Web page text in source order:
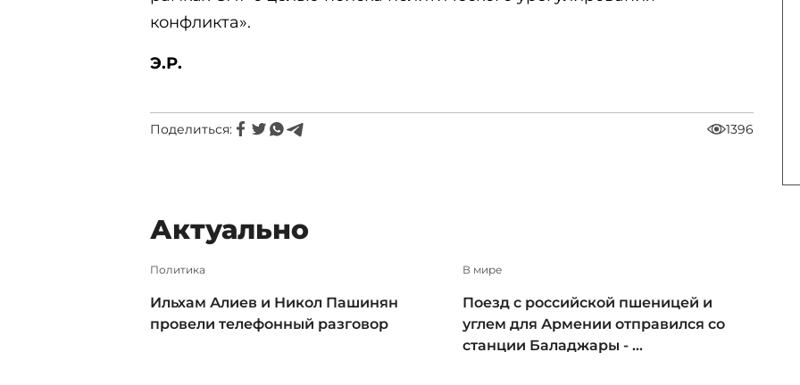
конфликта».
Э.Р.
Поделиться: 1396
Актуально
Политика
Ильхам Алиев и Никол Пашинян
провели телефонный разговор
В мире
Поезд с российской пшеницей и
углем для Армении отправился со
станции Баладжары - ...